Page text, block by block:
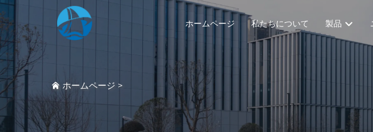
ホームページ 私たちについて 製品
ホームページ >